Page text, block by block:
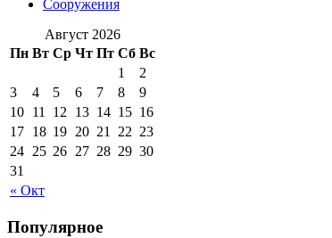
Сооружения
Август 2026
Пн Вт Ср Чт Пт Сб Вс
« Окт
1
2
3
4 5 6 7 8
9
10 11 12 13 14 15 16
17 18 19 20 21 22 23
24 25 26 27 28 29 30
31
Популярное